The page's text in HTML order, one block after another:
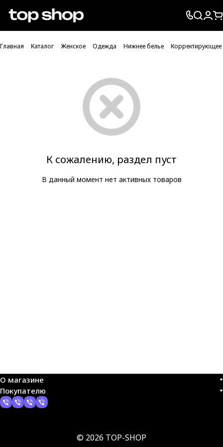
Проверка хлебных крошек
Главная Каталог Женское Одежда Нижнее белье Корректирующее
К сожалению, раздел пуст
В данный момент нет активных товаров
О магазине
Покупателю
© 2026 TOP-SHOP